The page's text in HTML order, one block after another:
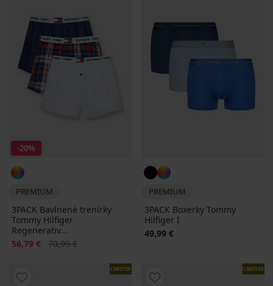
-20%
PREMIUM
3PACK Bavlnené trenírky
Tommy Hilfiger
Regenerativ...
Zľava
56,79 € Pôvodná cena
70,99 €
PREMIUM
3PACK Boxerky Tommy
Hilfiger I
49,99 €
LIMITED LIMITED